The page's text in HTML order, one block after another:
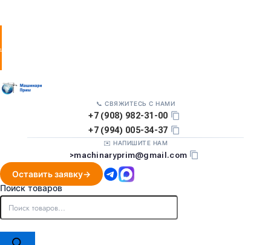
заявку
📞 СВЯЖИТЕСЬ С НАМИ
+7 (908) 982-31-00
+7 (994) 005-34-37
✉️ НАПИШИТЕ НАМ
>machinaryprim@gmail.com
Оставить заявку
Поиск товаров